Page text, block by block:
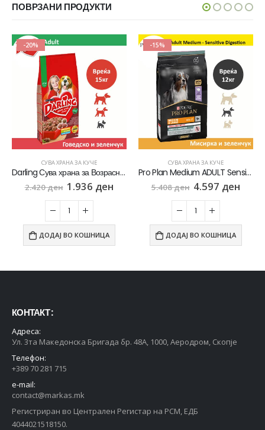
ПОВРЗАНИ ПРОДУКТИ
-20%
СУВА ХРАНА ЗА КУЧЕ
Darling Сува храна за Возрасни кучиња со Говедско и Пилешко [Вреќа 15кг]
2.420ден 1.936 ден
ДОДАЈ ВО КОШНИЦА
-15%
СУВА ХРАНА ЗА КУЧЕ
Pro Plan Medium ADULT Sensitive Digestion (Grain Free) Сува храна за Возрасни кучиња од Среден раст со Мисирка [Вреќа 12кг]
5.408ден 4.597 ден
ДОДАЈ ВО КОШНИЦА
КОНТАКТ :
Адреса:
Ул. 3та Македонска Бригада бр. 48А, 1000, Аеродром, Скопје
Телефон:
+389 70 281 715
e-mail:
contact@markas.mk
Регистриран во Централен Регистар на РСМ, ЕДБ
4044021518150.